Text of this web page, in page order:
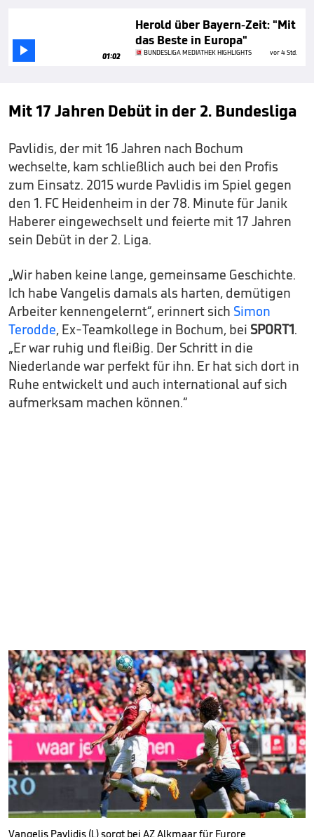
 01:02
Herold über Bayern-Zeit: "Mit
das Beste in Europa"
BUNDESLIGA MEDIATHEK HIGHLIGHTS vor 4 Std.
Mit 17 Jahren Debüt in der 2. Bundesliga
Pavlidis, der mit 16 Jahren nach Bochum
wechselte, kam schließlich auch bei den Profis
zum Einsatz. 2015 wurde Pavlidis im Spiel gegen
den 1. FC Heidenheim in der 78. Minute für Janik
Haberer eingewechselt und feierte mit 17 Jahren
sein Debüt in der 2. Liga.
„Wir haben keine lange, gemeinsame Geschichte.
Ich habe Vangelis damals als harten, demütigen
Arbeiter kennengelernt“, erinnert sich Simon
Terodde, Ex-Teamkollege in Bochum, bei SPORT1.
„Er war ruhig und fleißig. Der Schritt in die
Niederlande war perfekt für ihn. Er hat sich dort in
Ruhe entwickelt und auch international auf sich
aufmerksam machen können.“
Vangelis Pavlidis (l.) sorgt bei AZ Alkmaar für Furore